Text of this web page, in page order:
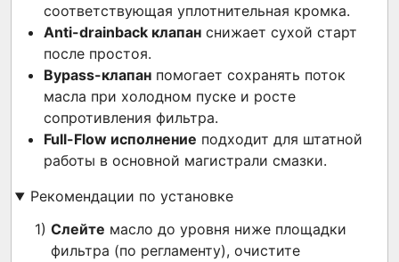
соответствующая уплотнительная кромка.
Anti-drainback клапан снижает сухой старт
после простоя.
Bypass-клапан помогает сохранять поток
масла при холодном пуске и росте
сопротивления фильтра.
Full-Flow исполнение подходит для штатной
работы в основной магистрали смазки.
Рекомендации по установке
Слейте масло до уровня ниже площадки
фильтра (по регламенту), очистите